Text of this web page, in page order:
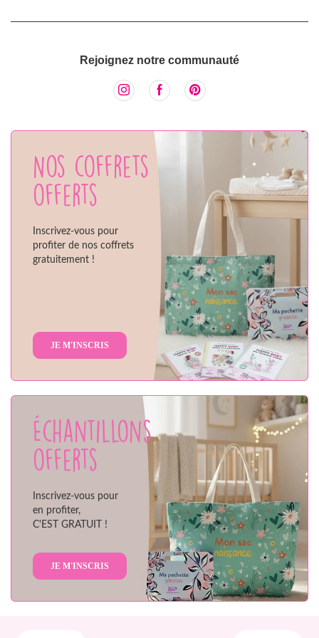
Rejoignez notre communauté
Nos coffrets
offerts
Inscrivez-vous pour
profiter de nos coffrets
gratuitement !
JE M'INSCRIS
Échantillons
offerts
Inscrivez-vous pour
en profiter,
C'EST GRATUIT !
JE M'INSCRIS